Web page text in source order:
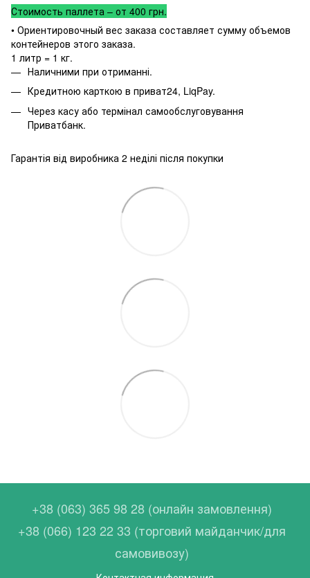
Стоимость паллета – от 400 грн.
• Ориентировочный вес заказа составляет сумму объемов
контейнеров этого заказа.
1 литр = 1 кг.
Наличними при отриманні.
Кредитною карткою в приват24, LiqPay.
Через касу або термінал самообслуговування
Приватбанк.
Гарантія від виробника 2 неділі після покупки
+38 (063) 365 98 28 (онлайн замовлення)
+38 (066) 123 22 33 (торговий майданчик/для
самовивозу)